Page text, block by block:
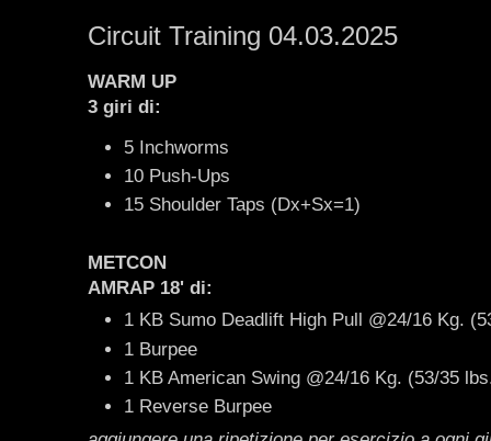
Circuit Training 04.03.2025
WARM UP
3 giri di:
5 Inchworms
10 Push-Ups
15 Shoulder Taps (Dx+Sx=1)
METCON
AMRAP 18' di:
1 KB Sumo Deadlift High Pull @24/16 Kg.
1 Burpee
1 KB American Swing @24/16 Kg. (53/35
1 Reverse Burpee